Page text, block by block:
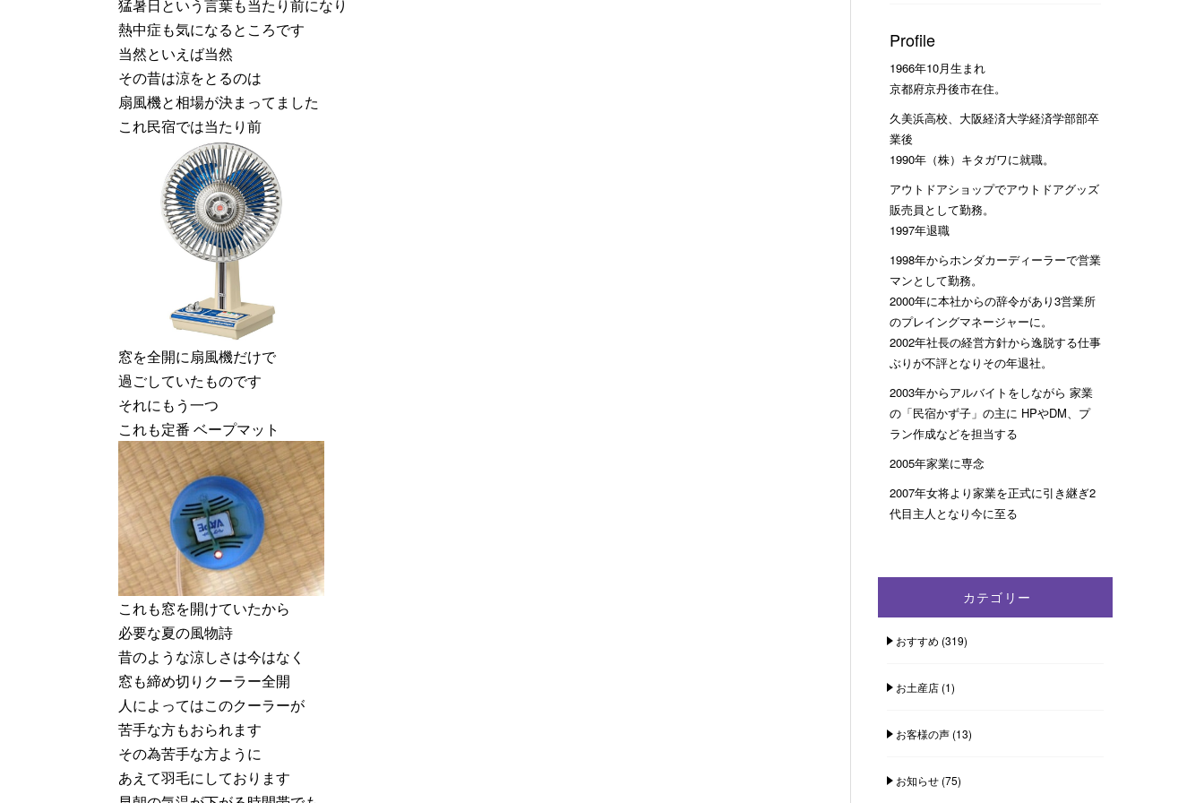
猛暑日という言葉も当たり前になり
熱中症も気になるところです
当然といえば当然
その昔は涼をとるのは
扇風機と相場が決まってました
これ民宿では当たり前
窓を全開に扇風機だけで
過ごしていたものです
それにもう一つ
これも定番 ベープマット
これも窓を開けていたから
必要な夏の風物詩
昔のような涼しさは今はなく
窓も締め切りクーラー全開
人によってはこのクーラーが
苦手な方もおられます
その為苦手な方ように
あえて羽毛にしております
Profile
1966年10月生まれ
京都府京丹後市在住。
久美浜高校、大阪経済大学経済学部部卒
業後
1990年（株）キタガワに就職。
アウトドアショップでアウトドアグッズ
販売員として勤務。
1997年退職
1998年からホンダカーディーラーで営業
マンとして勤務。
2000年に本社からの辞令があり3営業所
のプレイングマネージャーに。
2002年社長の経営方針から逸脱する仕事
ぶりが不評となりその年退社。
2003年からアルバイトをしながら 家業
の「民宿かず子」の主に HPやDM、プ
ラン作成などを担当する
2005年家業に専念
2007年女将より家業を正式に引き継ぎ2
代目主人となり今に至る
カテゴリー
おすすめ (319)
お土産店(1)
お客様の声(13)
お知らせ(75)